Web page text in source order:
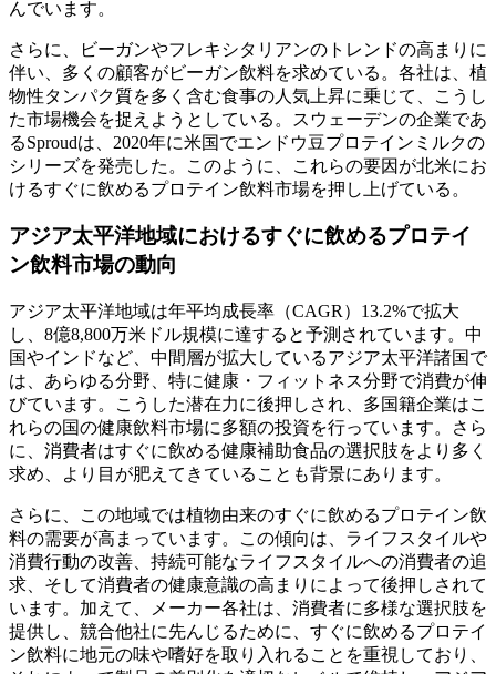
んでいます。
さらに、ビーガンやフレキシタリアンのトレンドの高まりに
伴い、多くの顧客がビーガン飲料を求めている。各社は、植
物性タンパク質を多く含む食事の人気上昇に乗じて、こうし
た市場機会を捉えようとしている。スウェーデンの企業であ
るSproudは、2020年に米国でエンドウ豆プロテインミルクの
シリーズを発売した。このように、これらの要因が北米にお
けるすぐに飲めるプロテイン飲料市場を押し上げている。
アジア太平洋地域におけるすぐに飲めるプロテイ
ン飲料市場の動向
アジア太平洋地域は年平均成長率（CAGR）13.2%で拡大
し、8億8,800万米ドル規模に達すると予測されています。中
国やインドなど、中間層が拡大しているアジア太平洋諸国で
は、あらゆる分野、特に健康・フィットネス分野で消費が伸
びています。こうした潜在力に後押しされ、多国籍企業はこ
れらの国の健康飲料市場に多額の投資を行っています。さら
に、消費者はすぐに飲める健康補助食品の選択肢をより多く
求め、より目が肥えてきていることも背景にあります。
さらに、この地域では植物由来のすぐに飲めるプロテイン飲
料の需要が高まっています。この傾向は、ライフスタイルや
消費行動の改善、持続可能なライフスタイルへの消費者の追
求、そして消費者の健康意識の高まりによって後押しされて
います。加えて、メーカー各社は、消費者に多様な選択肢を
提供し、競合他社に先んじるために、すぐに飲めるプロテイ
ン飲料に地元の味や嗜好を取り入れることを重視しており、